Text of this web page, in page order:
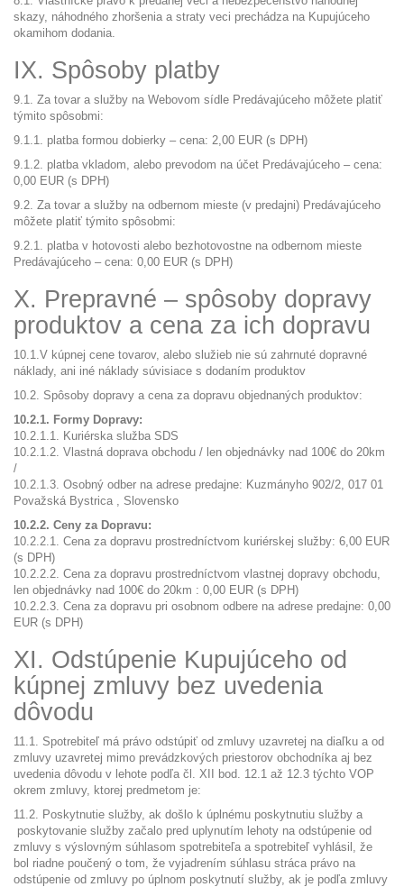
skazy, náhodného zhoršenia a straty veci prechádza na Kupujúceho
okamihom dodania.
IX. Spôsoby platby
9.1. Za tovar a služby na Webovom sídle Predávajúceho môžete platiť
týmito spôsobmi:
9.1.1. platba formou dobierky – cena: 2,00 EUR (s DPH)
9.1.2. platba vkladom, alebo prevodom na účet Predávajúceho – cena:
0,00 EUR (s DPH)
9.2. Za tovar a služby na odbernom mieste (v predajni) Predávajúceho
môžete platiť týmito spôsobmi:
9.2.1. platba v hotovosti alebo bezhotovostne na odbernom mieste
Predávajúceho – cena: 0,00 EUR (s DPH)
X. Prepravné – spôsoby dopravy
produktov a cena za ich dopravu
10.1.V kúpnej cene tovarov, alebo služieb nie sú zahrnuté dopravné
náklady, ani iné náklady súvisiace s dodaním produktov
10.2. Spôsoby dopravy a cena za dopravu objednaných produktov:
10.2.1. Formy Dopravy:
10.2.1.1. Kuriérska služba SDS
10.2.1.2. Vlastná doprava obchodu / len objednávky nad 100€ do 20km
/
10.2.1.3. Osobný odber na adrese predajne: Kuzmányho 902/2, 017 01
Považská Bystrica , Slovensko
10.2.2. Ceny za Dopravu:
10.2.2.1. Cena za dopravu prostredníctvom kuriérskej služby: 6,00 EUR
(s DPH)
10.2.2.2. Cena za dopravu prostredníctvom vlastnej dopravy obchodu,
len objednávky nad 100€ do 20km : 0,00 EUR (s DPH)
10.2.2.3. Cena za dopravu pri osobnom odbere na adrese predajne: 0,00
EUR (s DPH)
XI. Odstúpenie Kupujúceho od
kúpnej zmluvy bez uvedenia
dôvodu
11.1. Spotrebiteľ má právo odstúpiť od zmluvy uzavretej na diaľku a od
zmluvy uzavretej mimo prevádzkových priestorov obchodníka aj bez
uvedenia dôvodu v lehote podľa čl. XII bod. 12.1 až 12.3 týchto VOP
okrem zmluvy, ktorej predmetom je:
11.2. Poskytnutie služby, ak došlo k úplnému poskytnutiu služby a
poskytovanie služby začalo pred uplynutím lehoty na odstúpenie od
zmluvy s výslovným súhlasom spotrebiteľa a spotrebiteľ vyhlásil, že
bol riadne poučený o tom, že vyjadrením súhlasu stráca právo na
odstúpenie od zmluvy po úplnom poskytnutí služby, ak je podľa zmluvy